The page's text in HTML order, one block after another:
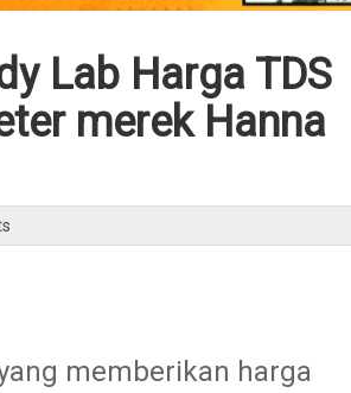
Lab Harga TDS
merek Hanna
memberikan harga